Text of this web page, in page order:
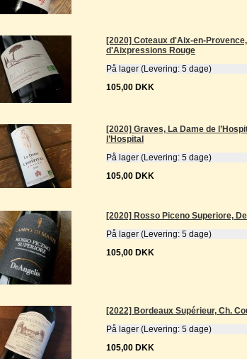
[2020] Coteaux d'Aix-en-
d'Aixpressions Rouge
På lager (Levering: 5 dage)
105,00 DKK
[2020] Graves, La Dame de
l’Hospital
På lager (Levering: 5 dage)
105,00 DKK
[2020] Rosso Piceno Superiore,
På lager (Levering: 5 dage)
105,00 DKK
[2022] Bordeaux Supérieur, Ch.
På lager (Levering: 5 dage)
105,00 DKK